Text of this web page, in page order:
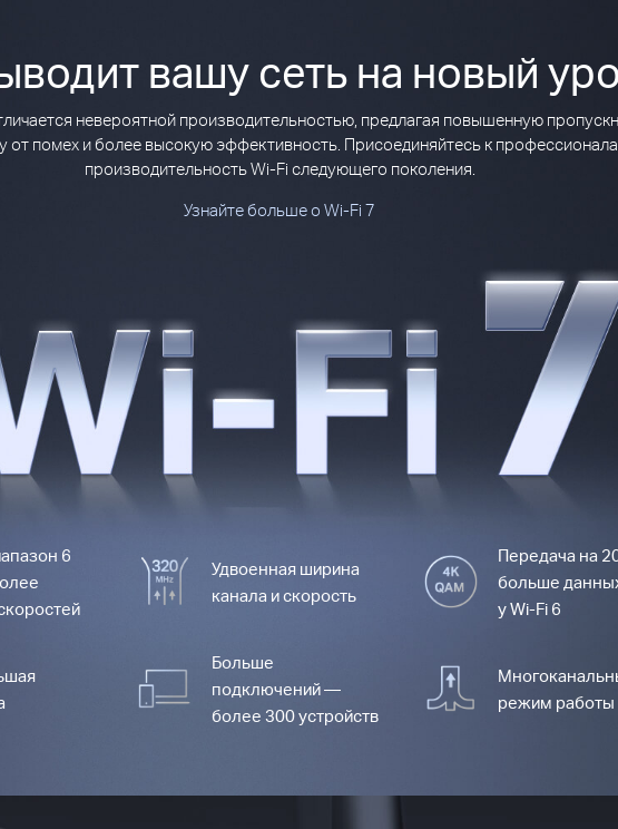
вашу сеть на новый
невероятной производительностью, предлагая повышенную
помех и более высокую эффективность. Присоединяйтесь к
производительность Wi-Fi следующего поколения.
Узнайте больше о Wi-Fi 7
6
Удвоенная ширина
канала и скорость
Передача на
больше
у Wi-Fi 6
Больше
подключений —
более 300 устройств
режим работы